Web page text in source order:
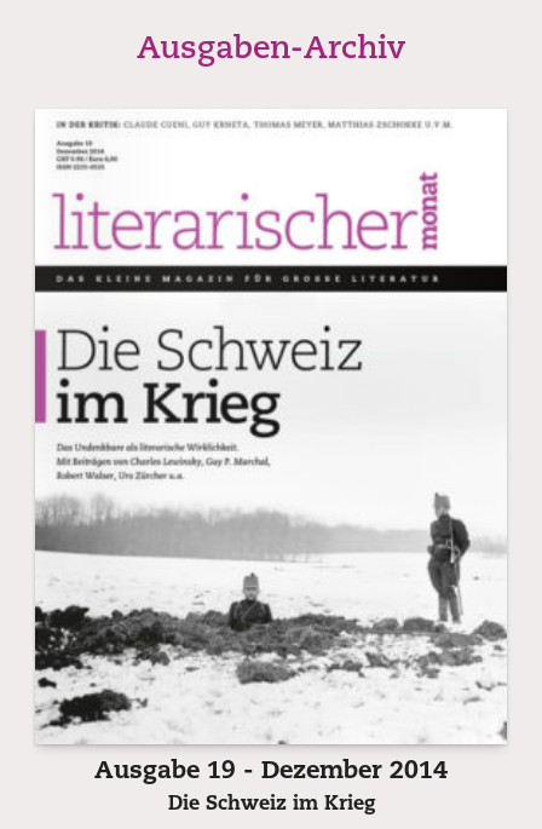
Ausgaben-Archiv
Ausgabe 19 - Dezember 2014
Die Schweiz im Krieg